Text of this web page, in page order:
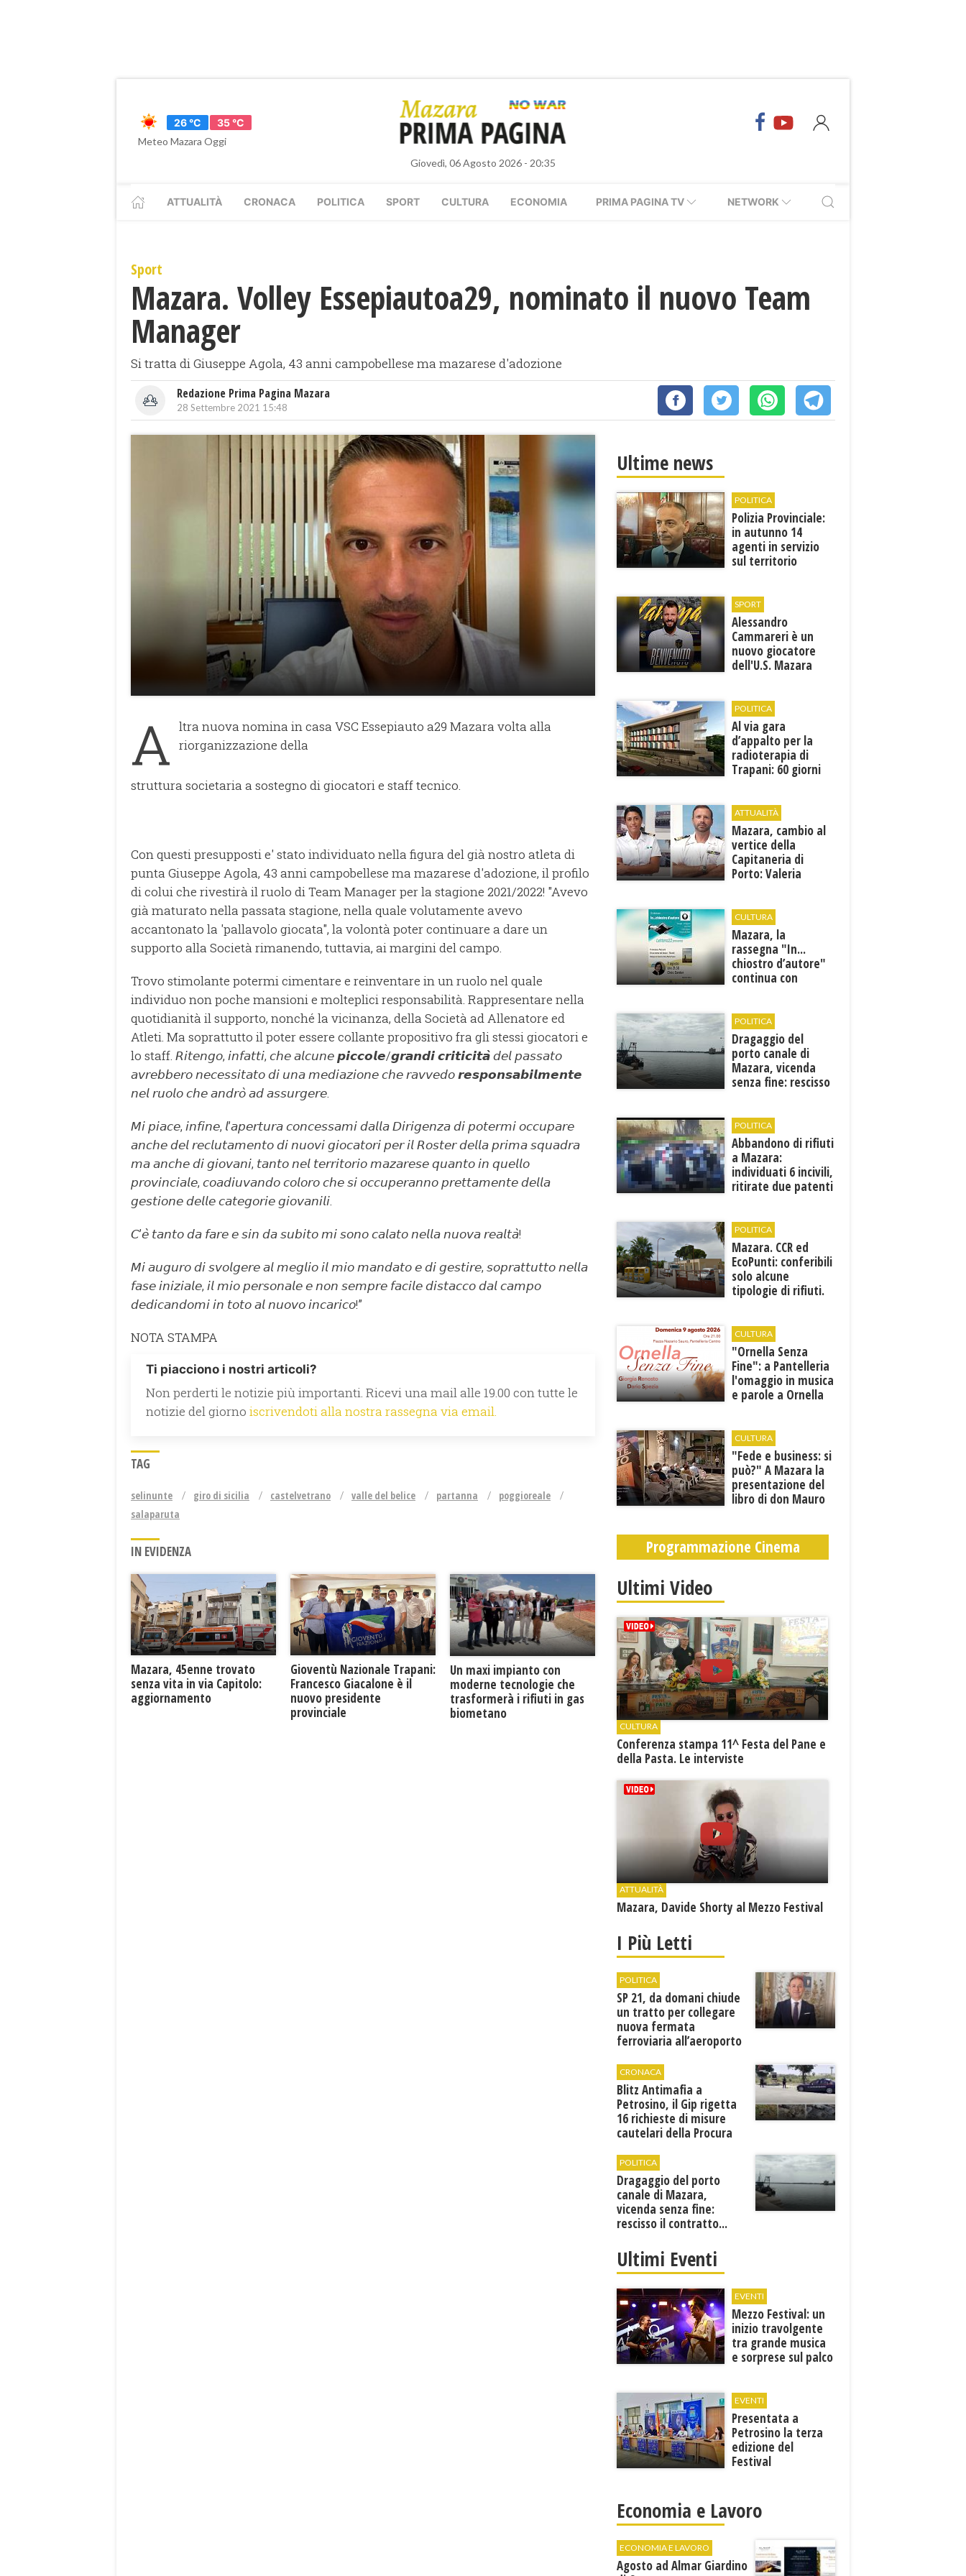
26 °C
35 °C
Meteo Mazara Oggi
Giovedì, 06 Agosto 2026 - 20:35
ATTUALITÀ CRONACA POLITICA SPORT CULTURA ECONOMIA PRIMA PAGINA TV NETWORK
Sport
Mazara. Volley Essepiautoa29, nominato il nuovo Team
Manager
Si tratta di Giuseppe Agola, 43 anni campobellese ma mazarese d'adozione
Redazione Prima Pagina Mazara
28 Settembre 2021 15:48
A ltra nuova nomina in casa VSC Essepiauto a29 Mazara volta alla
riorganizzazione della
struttura societaria a sostegno di giocatori e staff tecnico.
Con questi presupposti e' stato individuato nella figura del già nostro atleta di
punta Giuseppe Agola, 43 anni campobellese ma mazarese d'adozione, il profilo
di colui che rivestirà il ruolo di Team Manager per la stagione 2021/2022! "Avevo
già maturato nella passata stagione, nella quale volutamente avevo
accantonato la 'pallavolo giocata", la volontà poter continuare a dare un
supporto alla Società rimanendo, tuttavia, ai margini del campo.
Trovo stimolante potermi cimentare e reinventare in un ruolo nel quale
individuo non poche mansioni e molteplici responsabilità. Rappresentare nella
quotidianità il supporto, nonché la vicinanza, della Società ad Allenatore ed
Atleti. Ma soprattutto il poter essere collante propositivo fra gli stessi giocatori e
lo staff. 𝘙𝘪𝘵𝘦𝘯𝘨𝘰, 𝘪𝘯𝘧𝘢𝘵𝘵𝘪, 𝘤𝘩𝘦 𝘢𝘭𝘤𝘶𝘯𝘦 𝙥𝙞𝙘𝙘𝙤𝙡𝙚/𝙜𝙧𝙖𝙣𝙙𝙞 𝙘𝙧𝙞𝙩𝙞𝙘𝙞𝙩𝙖̀ 𝘥𝘦𝘭 𝘱𝘢𝘴𝘴𝘢𝘵𝘰
𝘢𝘷𝘳𝘦𝘣𝘣𝘦𝘳𝘰 𝘯𝘦𝘤𝘦𝘴𝘴𝘪𝘵𝘢𝘵𝘰 𝘥𝘪 𝘶𝘯𝘢 𝘮𝘦𝘥𝘪𝘢𝘻𝘪𝘰𝘯𝘦 𝘤𝘩𝘦 𝘳𝘢𝘷𝘷𝘦𝘥𝘰 𝙧𝙚𝙨𝙥𝙤𝙣𝙨𝙖𝙗𝙞𝙡𝙢𝙚𝙣𝙩𝙚
𝘯𝘦𝘭 𝘳𝘶𝘰𝘭𝘰 𝘤𝘩𝘦 𝘢𝘯𝘥𝘳𝘰̀ 𝘢𝘥 𝘢𝘴𝘴𝘶𝘳𝘨𝘦𝘳𝘦.
𝘔𝘪 𝘱𝘪𝘢𝘤𝘦, 𝘪𝘯𝘧𝘪𝘯𝘦, 𝘭’𝘢𝘱𝘦𝘳𝘵𝘶𝘳𝘢 𝘤𝘰𝘯𝘤𝘦𝘴𝘴𝘢𝘮𝘪 𝘥𝘢𝘭𝘭𝘢 𝘋𝘪𝘳𝘪𝘨𝘦𝘯𝘻𝘢 𝘥𝘪 𝘱𝘰𝘵𝘦𝘳𝘮𝘪 𝘰𝘤𝘤𝘶𝘱𝘢𝘳𝘦
𝘢𝘯𝘤𝘩𝘦 𝘥𝘦𝘭 𝘳𝘦𝘤𝘭𝘶𝘵𝘢𝘮𝘦𝘯𝘵𝘰 𝘥𝘪 𝘯𝘶𝘰𝘷𝘪 𝘨𝘪𝘰𝘤𝘢𝘵𝘰𝘳𝘪 𝘱𝘦𝘳 𝘪𝘭 𝘙𝘰𝘴𝘵𝘦𝘳 𝘥𝘦𝘭𝘭𝘢 𝘱𝘳𝘪𝘮𝘢 𝘴𝘲𝘶𝘢𝘥𝘳𝘢
𝘮𝘢 𝘢𝘯𝘤𝘩𝘦 𝘥𝘪 𝘨𝘪𝘰𝘷𝘢𝘯𝘪, 𝘵𝘢𝘯𝘵𝘰 𝘯𝘦𝘭 𝘵𝘦𝘳𝘳𝘪𝘵𝘰𝘳𝘪𝘰 𝘮𝘢𝘻𝘢𝘳𝘦𝘴𝘦 𝘲𝘶𝘢𝘯𝘵𝘰 𝘪𝘯 𝘲𝘶𝘦𝘭𝘭𝘰
𝘱𝘳𝘰𝘷𝘪𝘯𝘤𝘪𝘢𝘭𝘦, 𝘤𝘰𝘢𝘥𝘪𝘶𝘷𝘢𝘯𝘥𝘰 𝘤𝘰𝘭𝘰𝘳𝘰 𝘤𝘩𝘦 𝘴𝘪 𝘰𝘤𝘤𝘶𝘱𝘦𝘳𝘢𝘯𝘯𝘰 𝘱𝘳𝘦𝘵𝘵𝘢𝘮𝘦𝘯𝘵𝘦 𝘥𝘦𝘭𝘭𝘢
𝘨𝘦𝘴𝘵𝘪𝘰𝘯𝘦 𝘥𝘦𝘭𝘭𝘦 𝘤𝘢𝘵𝘦𝘨𝘰𝘳𝘪𝘦 𝘨𝘪𝘰𝘷𝘢𝘯𝘪𝘭𝘪.
𝘊’𝘦̀ 𝘵𝘢𝘯𝘵𝘰 𝘥𝘢 𝘧𝘢𝘳𝘦 𝘦 𝘴𝘪𝘯 𝘥𝘢 𝘴𝘶𝘣𝘪𝘵𝘰 𝘮𝘪 𝘴𝘰𝘯𝘰 𝘤𝘢𝘭𝘢𝘵𝘰 𝘯𝘦𝘭𝘭𝘢 𝘯𝘶𝘰𝘷𝘢 𝘳𝘦𝘢𝘭𝘵𝘢̀!
𝘔𝘪 𝘢𝘶𝘨𝘶𝘳𝘰 𝘥𝘪 𝘴𝘷𝘰𝘭𝘨𝘦𝘳𝘦 𝘢𝘭 𝘮𝘦𝘨𝘭𝘪𝘰 𝘪𝘭 𝘮𝘪𝘰 𝘮𝘢𝘯𝘥𝘢𝘵𝘰 𝘦 𝘥𝘪 𝘨𝘦𝘴𝘵𝘪𝘳𝘦, 𝘴𝘰𝘱𝘳𝘢𝘵𝘵𝘶𝘵𝘵𝘰 𝘯𝘦𝘭𝘭𝘢
𝘧𝘢𝘴𝘦 𝘪𝘯𝘪𝘻𝘪𝘢𝘭𝘦, 𝘪𝘭 𝘮𝘪𝘰 𝘱𝘦𝘳𝘴𝘰𝘯𝘢𝘭𝘦 𝘦 𝘯𝘰𝘯 𝘴𝘦𝘮𝘱𝘳𝘦 𝘧𝘢𝘤𝘪𝘭𝘦 𝘥𝘪𝘴𝘵𝘢𝘤𝘤𝘰 𝘥𝘢𝘭 𝘤𝘢𝘮𝘱𝘰
𝘥𝘦𝘥𝘪𝘤𝘢𝘯𝘥𝘰𝘮𝘪 𝘪𝘯 𝘵𝘰𝘵𝘰 𝘢𝘭 𝘯𝘶𝘰𝘷𝘰 𝘪𝘯𝘤𝘢𝘳𝘪𝘤𝘰!”
NOTA STAMPA
Ti piacciono i nostri articoli?
Non perderti le notizie più importanti. Ricevi una mail alle 19.00 con tutte le
notizie del giorno iscrivendoti alla nostra rassegna via email.
TAG
selinunte giro di sicilia castelvetrano valle del belice partanna
poggioreale
salaparuta
IN EVIDENZA
Mazara, 45enne trovato
senza vita in via Capitolo:
aggiornamento
Gioventù Nazionale Trapani:
Francesco Giacalone è il
nuovo presidente
provinciale
Un maxi impianto con
moderne tecnologie che
trasformerà i rifiuti in gas
biometano
Ultime news
POLITICA
Polizia Provinciale:
in autunno 14
agenti in servizio
sul territorio
SPORT
Alessandro
Cammareri è un
nuovo giocatore
dell'U.S. Mazara
POLITICA
Al via gara
d’appalto per la
radioterapia di
Trapani: 60 giorni
ATTUALITÀ
Mazara, cambio al
vertice della
Capitaneria di
Porto: Valeria
CULTURA
Mazara, la
rassegna "In...
chiostro d’autore"
continua con
POLITICA
Dragaggio del
porto canale di
Mazara, vicenda
senza fine: rescisso
POLITICA
Abbandono di rifiuti
a Mazara:
individuati 6 incivili,
ritirate due patenti
POLITICA
Mazara. CCR ed
EcoPunti: conferibili
solo alcune
tipologie di rifiuti.
CULTURA
​"Ornella Senza
Fine": a Pantelleria
l'omaggio in musica
e parole a Ornella
CULTURA
"Fede e business: si
può?" A Mazara la
presentazione del
libro di don Mauro
Programmazione Cinema
Ultimi Video
CULTURA
Conferenza stampa 11^ Festa del Pane e
della Pasta. Le interviste
ATTUALITÀ
Mazara, Davide Shorty al Mezzo Festival
I Più Letti
POLITICA
SP 21, da domani chiude
un tratto per collegare
nuova fermata
ferroviaria all’aeroporto
CRONACA
Blitz Antimafia a
Petrosino, il Gip rigetta
16 richieste di misure
cautelari della Procura
POLITICA
Dragaggio del porto
canale di Mazara,
vicenda senza fine:
rescisso il contratto...
Ultimi Eventi
EVENTI
Mezzo Festival: un
inizio travolgente
tra grande musica
e sorprese sul palco
EVENTI
Presentata a
Petrosino la terza
edizione del
Festival
"Voci dal
Mediterraneo"
Economia e Lavoro
ECONOMIA E LAVORO
Agosto ad Almar Giardino